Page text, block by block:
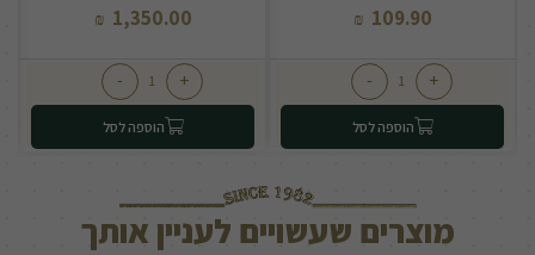
109.90
₪
+
-
הוספה לסל
1,350.00
₪
+
-
הוספה לסל
מוצרים שעשויים לעניין אותך